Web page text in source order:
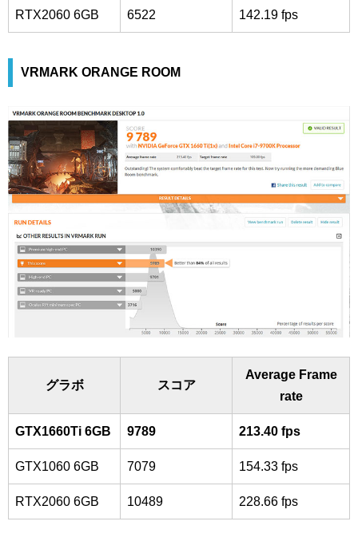
RTX2060 6GB 6522 142.19 fps
VRMARK ORANGE ROOM
グラボ スコア
Average Frame
rate
GTX1660Ti 6GB 9789 213.40 fps
GTX1060 6GB 7079 154.33 fps
RTX2060 6GB 10489 228.66 fps